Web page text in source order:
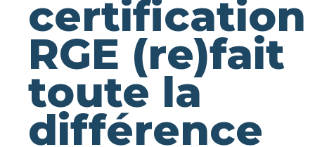
certification
RGE (re)fait
toute la
différence